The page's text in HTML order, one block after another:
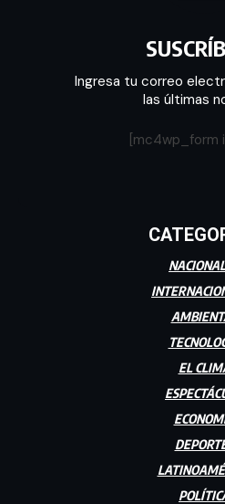
Ingresa tu correo
las últimas
[mc4wp_form
EL